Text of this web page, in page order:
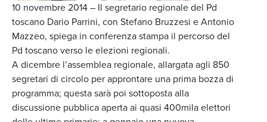
10 novembre 2014 – Il segretario regionale del Pd
toscano Dario Parrini, con Stefano Bruzzesi e Antonio
Mazzeo, spiega in conferenza stampa il percorso del
Pd toscano verso le elezioni regionali.
A dicembre l’assemblea regionale, allargata agli 850
segretari di circolo per approntare una prima bozza di
programma; questa sarà poi sottoposta alla
discussione pubblica aperta ai quasi 400mila elettori